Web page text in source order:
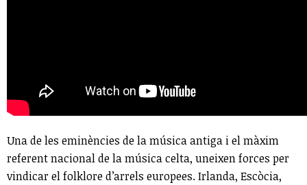
Una de les eminències de la música antiga i el màxim
referent nacional de la música celta, uneixen forces per
vindicar el folklore d’arrels europees. Irlanda, Escòcia,